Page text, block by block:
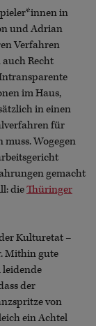
in
und Adrian
Verfahren
Recht
im Haus,
in einen
für
Wogegen
gemacht
dieThüringer
Kulturetat –
Mithin gute
der
von
ein Achtel